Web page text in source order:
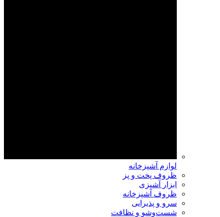
لوازم آشپزخانه
ظروف پخت و پز
ابزار آشپزی
ظروف آشپزخانه
سرو و پذیرایی
شست‌وشو و نظافت